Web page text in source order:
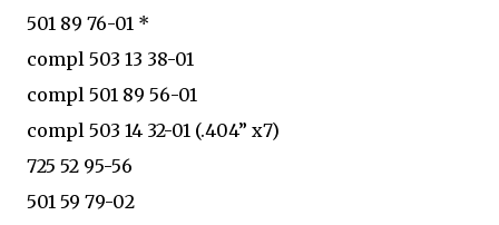
501 89 76-01 *
compl 503 13 38-01
compl 501 89 56-01
compl 503 14 32-01 (.404” x7)
725 52 95-56
501 59 79-02